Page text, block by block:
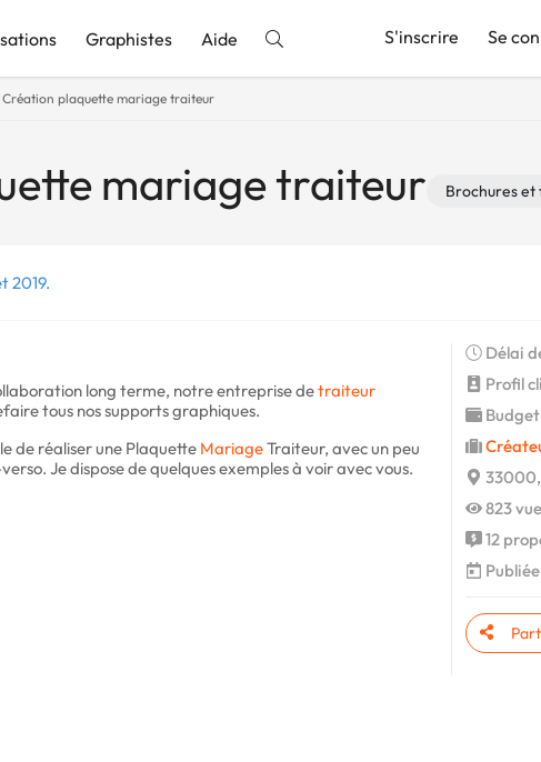
Graphistes Aide S'inscrire Se
Création plaquette mariage traiteur
mariage traiteur Brochures et
2019.
long terme, notre entreprise detraiteur
tous nos supports graphiques.
de réaliser une Plaquette MariageTraiteur, avec un peu
Je dispose de quelques exemples à voir avec vous.
Délai
Profil
823
12